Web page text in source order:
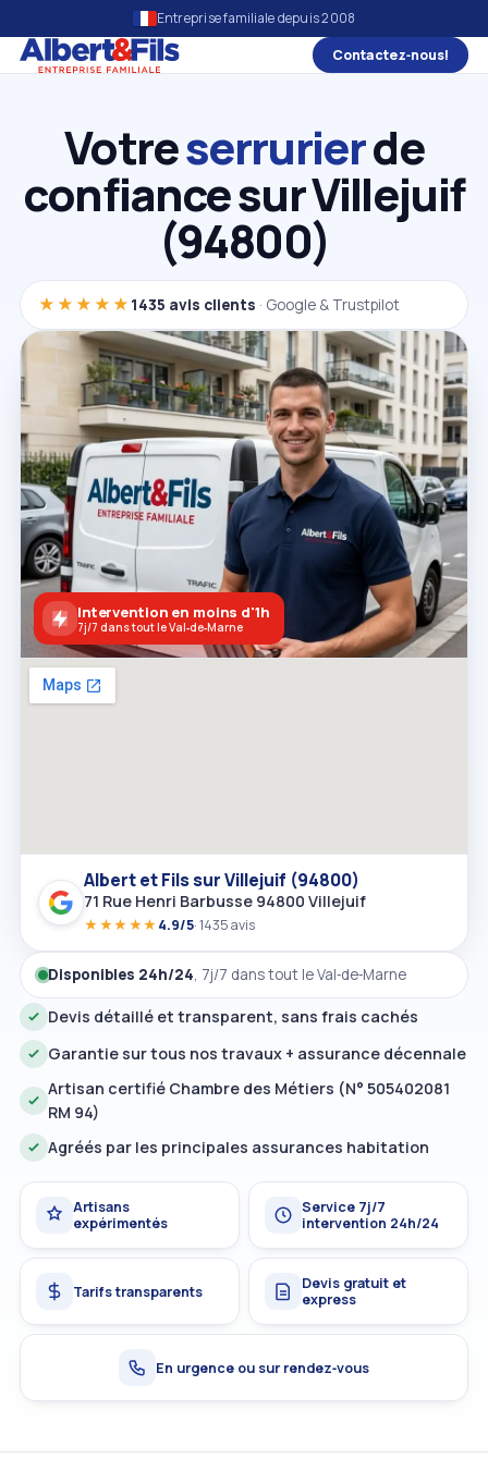
Entreprise familiale depuis 2008
Contactez‑nous!
Votreserrurierde
confiance sur Villejuif
(94800)
Devis détaillé et transparent, sans frais cachés
Garantie sur tous nos travaux + assurance décennale
Artisan certifié Chambre des Métiers (N° 505402081
RM 94)
Agréés par les principales assurances habitation
Disponibles 24h/24, 7j/7 dans tout le Val‑de‑Marne
★★★★★ 1435 avis clients · Google & Trustpilot
Intervention en moins d'1h
7j/7 dans tout le Val‑de‑Marne
Albert et Fils sur Villejuif (94800)
71 Rue Henri Barbusse 94800 Villejuif
★★★★★ 4.9/5· 1435 avis
Artisans
expérimentés
Service 7j/7
intervention 24h/24
Tarifs transparents
Devis gratuit et
express
En urgence ou sur rendez‑vous